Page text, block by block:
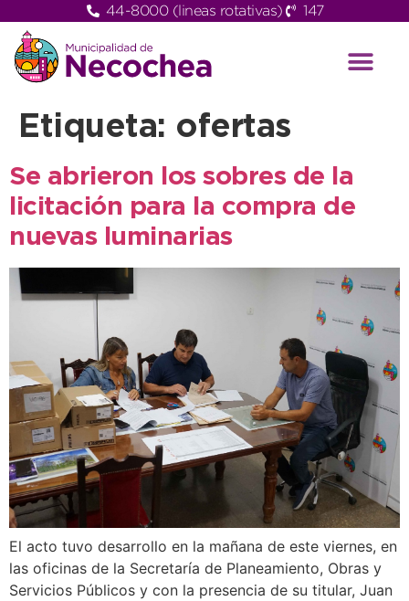
44-8000 (lineas rotativas) 147
Etiqueta: ofertas
Se abrieron los sobres de la
licitación para la compra de
nuevas luminarias
El acto tuvo desarrollo en la mañana de este viernes, en
las oficinas de la Secretaría de Planeamiento, Obras y
Servicios Públicos y con la presencia de su titular, Juan